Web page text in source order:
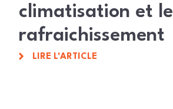
climatisation et le
rafraichissement
LIRE L'ARTICLE